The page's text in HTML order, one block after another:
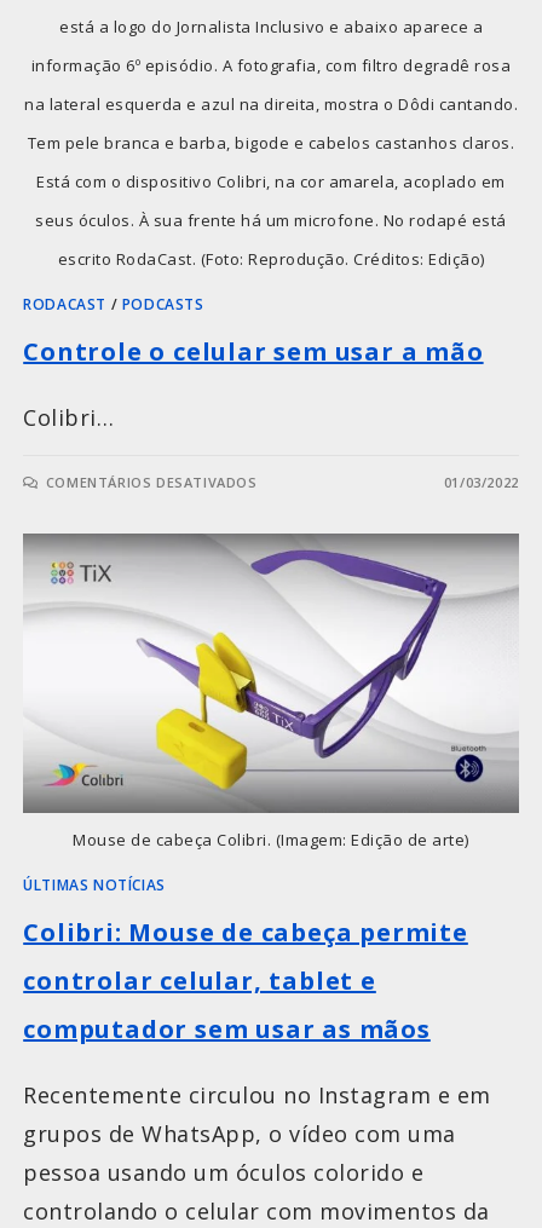
está a logo do Jornalista Inclusivo e abaixo aparece a
informação 6º episódio. A fotografia, com filtro degradê rosa
na lateral esquerda e azul na direita, mostra o Dôdi cantando.
Tem pele branca e barba, bigode e cabelos castanhos claros.
Está com o dispositivo Colibri, na cor amarela, acoplado em
seus óculos. À sua frente há um microfone. No rodapé está
escrito RodaCast. (Foto: Reprodução. Créditos: Edição)
RODACAST / PODCASTS
Controle o celular sem usar a mão
Colibri…
COMENTÁRIOS DESATIVADOS 01/03/2022
Mouse de cabeça Colibri. (Imagem: Edição de arte)
ÚLTIMAS NOTÍCIAS
Colibri: Mouse de cabeça permite
controlar celular, tablet e
computador sem usar as mãos
Recentemente circulou no Instagram e em
grupos de WhatsApp, o vídeo com uma
pessoa usando um óculos colorido e
controlando o celular com movimentos da